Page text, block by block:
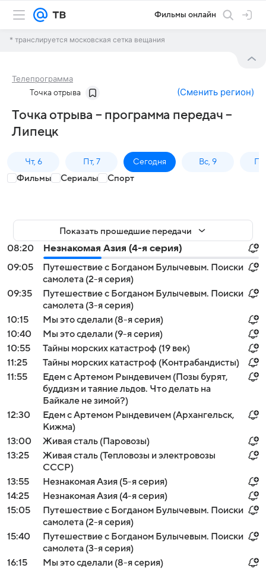
Фильмы онлайн
* транслируется московская сетка вещания
Телепрограмма
Точка отрыва (Сменить регион)
Точка отрыва – программа передач –
Липецк
Чт, 6 Пт, 7 Сегодня Вс, 9
Фильмы Сериалы Спорт
Показать прошедшие передачи
08:20
Незнакомая Азия (4-я серия)
09:05
Путешествие с Богданом Булычевым. Поиски
самолета (2-я серия)
09:35
Путешествие с Богданом Булычевым. Поиски
самолета (3-я серия)
10:15
Мы это сделали (8-я серия)
10:40
Мы это сделали (9-я серия)
10:55
Тайны морских катастроф (19 век)
11:25
Тайны морских катастроф (Контрабандисты)
11:55
Едем с Артемом Рындевичем (Позы бурят,
буддизм и таяние льдов. Что делать на
Байкале не зимой?)
12:30
Едем с Артемом Рындевичем (Архангельск,
Кижма)
13:00
Живая сталь (Паровозы)
13:25
Живая сталь (Тепловозы и электровозы
СССР)
13:55
Незнакомая Азия (5-я серия)
14:25
Незнакомая Азия (4-я серия)
15:05
Путешествие с Богданом Булычевым. Поиски
самолета (2-я серия)
15:40
Путешествие с Богданом Булычевым. Поиски
самолета (3-я серия)
16:15
Мы это сделали (8-я серия)